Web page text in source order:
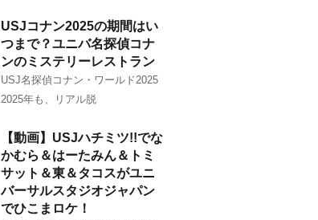
USJコナン2025の期間はい
つまで？ユニバ名探偵コナ
ンのミステリーレストラン
USJ名探偵コナン・ワールド2025
2025年も、リアル脱
【動画】USJハチミツ!!でな
かむら＆はーたみん＆トミ
サット＆東＆タコスがユニ
バーサルスタジオジャパン
でひこまロケ！